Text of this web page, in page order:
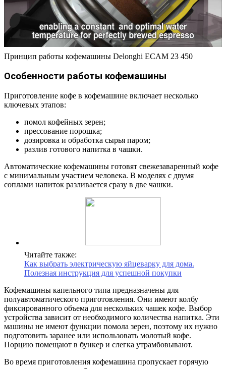
Принцип работы кофемашины Delonghi ECAM 23 450
Особенности работы кофемашины
Приготовление кофе в кофемашине включает несколько
ключевых этапов:
помол кофейных зерен;
прессование порошка;
дозировка и обработка сырья паром;
разлив готового напитка в чашки.
Автоматические кофемашины готовят свежезаваренный кофе
с минимальным участием человека. В моделях с двумя
соплами напиток разливается сразу в две чашки.
Читайте также:
Как выбрать электрическую яйцеварку для дома.
Полезная инструкция для успешной покупки
Кофемашины капельного типа предназначены для
полуавтоматического приготовления. Они имеют колбу
фиксированного объема для нескольких чашек кофе. Выбор
устройства зависит от необходимого количества напитка. Эти
машины не имеют функции помола зерен, поэтому их нужно
подготовить заранее или использовать молотый кофе.
Порцию помещают в бункер и слегка утрамбовывают.
Во время приготовления кофемашина пропускает горячую